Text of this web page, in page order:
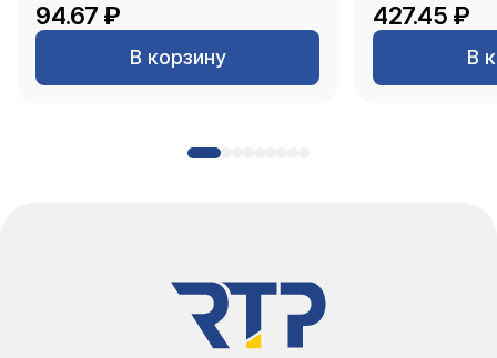
94.67 ₽
В корзину
427.45 ₽
В